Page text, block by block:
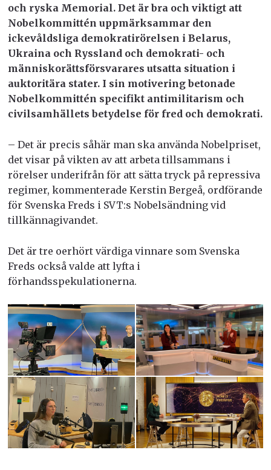
och ryska Memorial. Det är bra och viktigt att
Nobelkommittén uppmärksammar den
ickevåldsliga demokratirörelsen i Belarus,
Ukraina och Ryssland och demokrati- och
människorättsförsvarares utsatta situation i
auktoritära stater. I sin motivering betonade
Nobelkommittén specifikt antimilitarism och
civilsamhällets betydelse för fred och demokrati.
– Det är precis såhär man ska använda Nobelpriset,
det visar på vikten av att arbeta tillsammans i
rörelser underifrån för att sätta tryck på repressiva
regimer, kommenterade Kerstin Bergeå, ordförande
för Svenska Freds i SVT:s Nobelsändning vid
tillkännagivandet.
Det är tre oerhört värdiga vinnare som Svenska
Freds också valde att lyfta i
förhandsspekulationerna.